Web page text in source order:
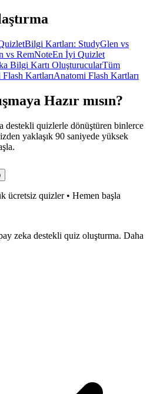
Bilgi Kartları: StudyGlen vs
vs RemNoteEn İyi Quizlet
Bilgi Kartı OluşturucularTüm
KartlarıAnatomi Flash Kartları
Hazır mısın?
destekli quizlerle dönüştüren binlerce
yaklaşık 90 saniyede yüksek
ücretsiz quizler • Hemen başla
zeka destekli quiz oluşturma. Daha